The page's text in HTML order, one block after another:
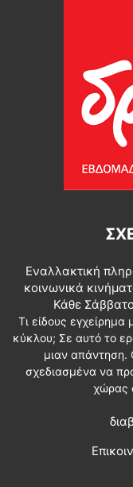
Εναλλακτική
κοινωνικά
Κάθε
Τι είδους εγχείρημα
κύκλου; Σε αυτό το
μιαν απάντηση.
σχεδιασμένα να
χώρας